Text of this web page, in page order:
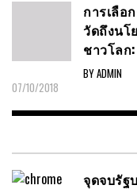
การเลือ
วัดถึงนโ
ชาวโลก:
BY ADMIN
07/10/2018
จุดจบรัฐ